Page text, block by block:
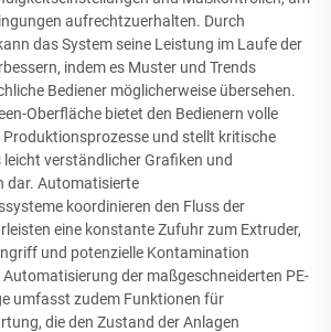
aufrechtzuerhalten. Durch
das System seine Leistung im Laufe der
indem es Muster und Trends
Bediener möglicherweise übersehen.
Oberfläche bietet den Bedienern volle
Produktionsprozesse und stellt kritische
verständlicher Grafiken und
dar. Automatisierte
koordinieren den Fluss der
eine konstante Zufuhr zum Extruder,
und potenzielle Kontamination
der maßgeschneiderten PE-
umfasst zudem Funktionen für
die den Zustand der Anlagen